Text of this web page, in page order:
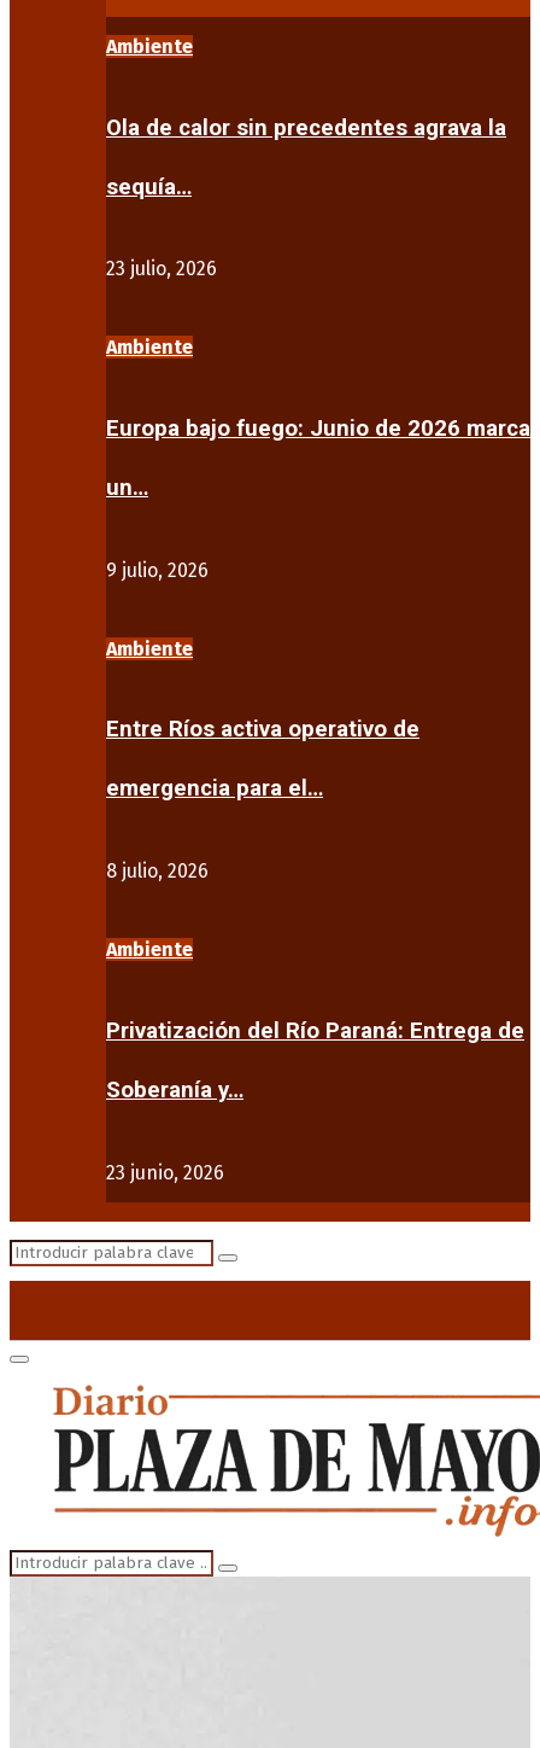
Ambiente
Ola de calor sin precedentes agrava la
sequía…
23 julio, 2026
Ambiente
Europa bajo fuego: Junio de 2026 marca
un…
9 julio, 2026
Ambiente
Entre Ríos activa operativo de
emergencia para el…
8 julio, 2026
Ambiente
Privatización del Río Paraná: Entrega de
Soberanía y…
23 junio, 2026
Search
Search
Primary
Menu
Search
for:
Search